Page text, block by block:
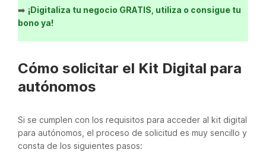
➡️ ¡Digitaliza tu negocio GRATIS, utiliza o consigue tu
bono ya!
Cómo solicitar el Kit Digital para
autónomos
Si se cumplen con los requisitos para acceder al kit digital
para autónomos, el proceso de solicitud es muy sencillo y
consta de los siguientes pasos: